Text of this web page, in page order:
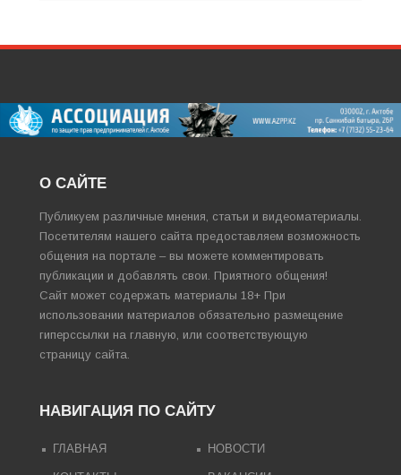
О САЙТЕ
Публикуем различные мнения, статьи и видеоматериалы.
Посетителям нашего сайта предоставляем возможность
общения на портале – вы можете комментировать
публикации и добавлять свои. Приятного общения!
Сайт может содержать материалы 18+ При
использовании материалов обязательно размещение
гиперссылки на главную, или соответствующую
страницу сайта.
НАВИГАЦИЯ ПО САЙТУ
ГЛАВНАЯ НОВОСТИ